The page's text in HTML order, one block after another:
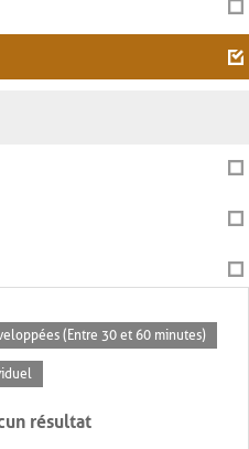
(Entre 30 et 60 minutes)
résultat